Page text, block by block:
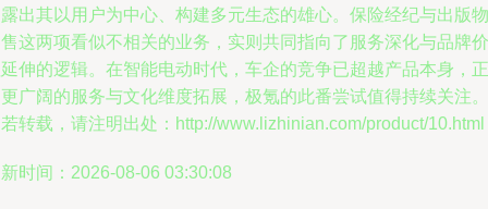
出其以用户为中心、构建多元生态的雄心。保险经纪与出版物
这两项看似不相关的业务，实则共同指向了服务深化与品牌价
伸的逻辑。在智能电动时代，车企的竞争已超越产品本身，正
广阔的服务与文化维度拓展，极氪的此番尝试值得持续关注。
转载，请注明出处：http://www.lizhinian.com/product/10.html
时间：2026-08-06 03:30:08